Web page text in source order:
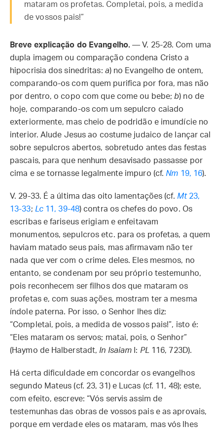
mataram os profetas. Completai, pois, a medida
de vossos pais!”
Breve explicação do Evangelho. — V. 25-28. Com uma
dupla imagem ou comparação condena Cristo a
hipocrisia dos sinedritas: a) no Evangelho de ontem,
comparando-os com quem purifica por fora, mas não
por dentro, o copo com que come ou bebe;b) no de
hoje, comparando-os com um sepulcro caiado
exteriormente, mas cheio de podridão e imundície no
interior. Alude Jesus ao costume judaico de lançar cal
sobre sepulcros abertos, sobretudo antes das festas
pascais, para que nenhum desavisado passasse por
cima e se tornasse legalmente impuro (cf. Nm 19, 16).
V. 29-33. É a última das oito lamentações (cf. Mt23,
13-33; Lc11, 39-48) contra os chefes do povo. Os
escribas e fariseus erigiam e enfeitavam
monumentos, sepulcros etc. para os profetas, a quem
haviam matado seus pais, mas afirmavam não ter
nada que ver com o crime deles. Eles mesmos, no
entanto, se condenam por seu próprio testemunho,
pois reconhecem ser filhos dos que mataram os
profetas e, com suas ações, mostram ter a mesma
índole paterna. Por isso, o Senhor lhes diz:
“Completai, pois, a medida de vossos pais!”, isto é:
“Eles mataram os servos; matai, pois, o Senhor”
(Haymo de Halberstadt, In Isaiam I: PL 116, 723D).
Há certa dificuldade em concordar os evangelhos
segundo Mateus (cf. 23, 31) e Lucas (cf. 11, 48); este,
com efeito, escreve: “Vós servis assim de
testemunhas das obras de vossos pais e as aprovais,
porque em verdade eles os mataram, mas vós lhes